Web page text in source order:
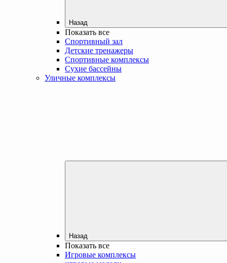
Назад
Показать все
Спортивный зал
Детские тренажеры
Спортивные комплексы
Сухие бассейны
Уличные комплексы
Назад
Показать все
Игровые комплексы